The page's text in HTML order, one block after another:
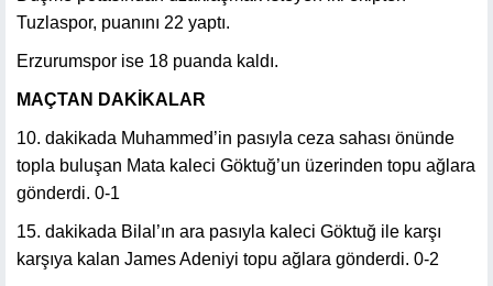
Tuzlaspor, puanını 22 yaptı.
Erzurumspor ise 18 puanda kaldı.
MAÇTAN DAKİKALAR
10. dakikada Muhammed’in pasıyla ceza sahası önünde
topla buluşan Mata kaleci Göktuğ’un üzerinden topu ağlara
gönderdi. 0-1
15. dakikada Bilal’ın ara pasıyla kaleci Göktuğ ile karşı
karşıya kalan James Adeniyi topu ağlara gönderdi. 0-2